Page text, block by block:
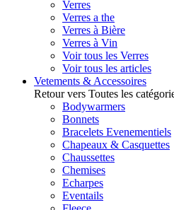
Verres
Verres a the
Verres à Bière
Verres à Vin
Voir tous les Verres
Voir tous les articles
Vetements & Accessoires
Retour vers Toutes les
Bodywarmers
Bonnets
Bracelets Evenementiels
Chapeaux & Casquettes
Chaussettes
Chemises
Echarpes
Eventails